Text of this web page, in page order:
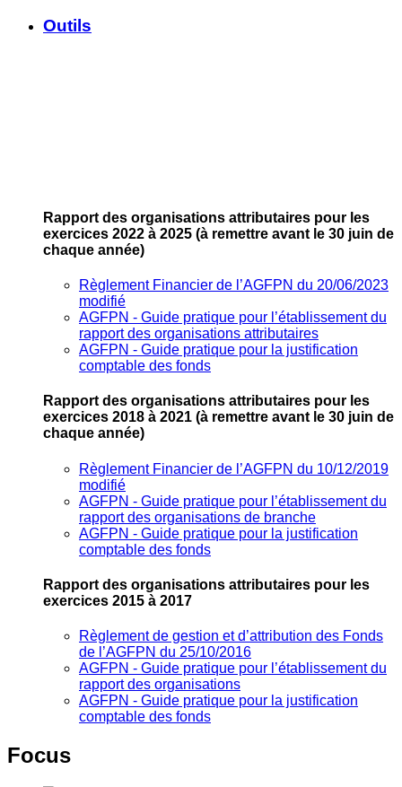
Outils
Rapport des organisations attributaires pour les
exercices 2022 à 2025 (à remettre avant le 30 juin de
chaque année)
Règlement Financier de l’AGFPN du 20/06/2023
modifié
AGFPN ‐ Guide pratique pour l’établissement du
rapport des organisations attributaires
AGFPN ‐ Guide pratique pour la justification
comptable des fonds
Rapport des organisations attributaires pour les
exercices 2018 à 2021 (à remettre avant le 30 juin de
chaque année)
Règlement Financier de l’AGFPN du 10/12/2019
modifié
AGFPN ‐ Guide pratique pour l’établissement du
rapport des organisations de branche
AGFPN ‐ Guide pratique pour la justification
comptable des fonds
Rapport des organisations attributaires pour les
exercices 2015 à 2017
Règlement de gestion et d’attribution des Fonds
de l’AGFPN du 25/10/2016
AGFPN ‐ Guide pratique pour l’établissement du
rapport des organisations
AGFPN ‐ Guide pratique pour la justification
comptable des fonds
Focus